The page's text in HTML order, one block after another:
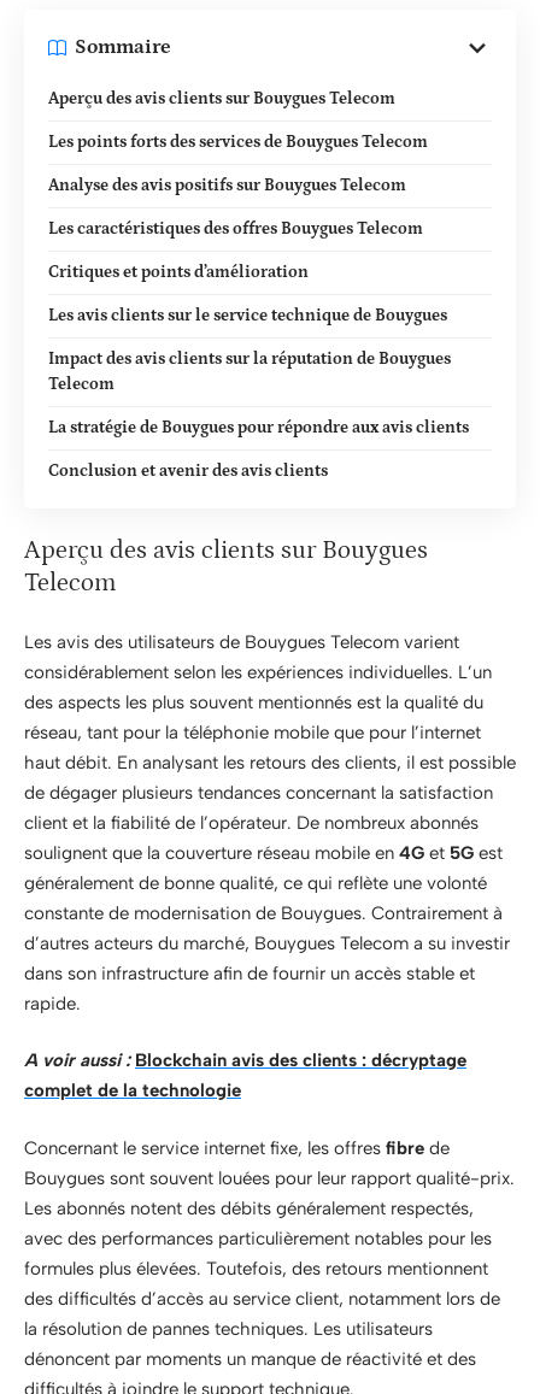
Sommaire
Aperçu des avis clients sur Bouygues Telecom
Les points forts des services de Bouygues Telecom
Analyse des avis positifs sur Bouygues Telecom
Les caractéristiques des offres Bouygues Telecom
Critiques et points d’amélioration
Les avis clients sur le service technique de Bouygues
Impact des avis clients sur la réputation de Bouygues
Telecom
La stratégie de Bouygues pour répondre aux avis clients
Conclusion et avenir des avis clients
Aperçu des avis clients sur Bouygues
Telecom
Les avis des utilisateurs de Bouygues Telecom varient
considérablement selon les expériences individuelles. L’un
des aspects les plus souvent mentionnés est la qualité du
réseau, tant pour la téléphonie mobile que pour l’internet
haut débit. En analysant les retours des clients, il est possible
de dégager plusieurs tendances concernant la satisfaction
client et la fiabilité de l’opérateur. De nombreux abonnés
soulignent que la couverture réseau mobile en 4G et 5G est
généralement de bonne qualité, ce qui reflète une volonté
constante de modernisation de Bouygues. Contrairement à
d’autres acteurs du marché, Bouygues Telecom a su investir
dans son infrastructure afin de fournir un accès stable et
rapide.
A voir aussi : Blockchain avis des clients : décryptage
complet de la technologie
Concernant le service internet fixe, les offres fibre de
Bouygues sont souvent louées pour leur rapport qualité-prix.
Les abonnés notent des débits généralement respectés,
avec des performances particulièrement notables pour les
formules plus élevées. Toutefois, des retours mentionnent
des difficultés d’accès au service client, notamment lors de
la résolution de pannes techniques. Les utilisateurs
dénoncent par moments un manque de réactivité et des
difficultés à joindre le support technique.